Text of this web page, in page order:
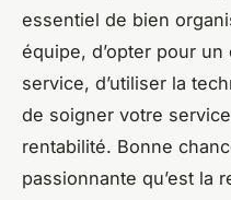
essentiel de bien
équipe, d’opter pour
service, d’utiliser la
de soigner votre
rentabilité. Bonne
passionnante qu’est la